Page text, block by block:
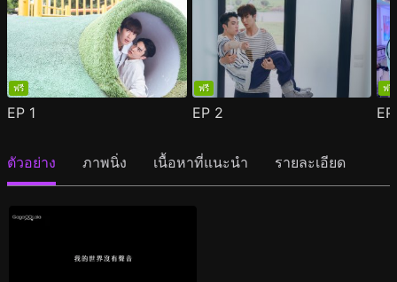
ฟรี
EP 1
ฟรี
EP 2
ฟรี
ตัวอย่าง ภาพนิ่ง เนื้อหาที่แนะนำ รายละเอียด